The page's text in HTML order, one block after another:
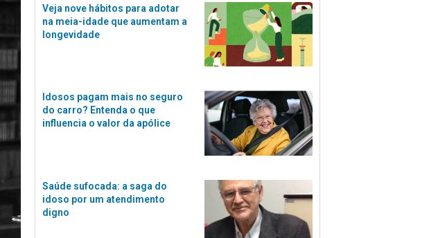
Veja nove hábitos para adotar
na meia-idade que aumentam a
longevidade
Idosos pagam mais no seguro
do carro? Entenda o que
influencia o valor da apólice
Saúde sufocada: a saga do
idoso por um atendimento
digno